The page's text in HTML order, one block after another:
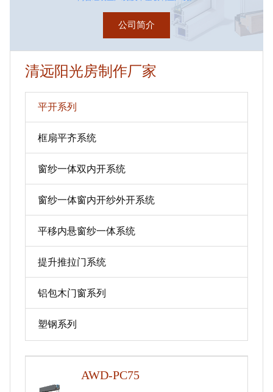
公司简介
清远阳光房制作厂家
平开系列
框扇平齐系统
窗纱一体双内开系统
窗纱一体窗内开纱外开系统
平移内悬窗纱一体系统
提升推拉门系统
铝包木门窗系列
塑钢系列
AWD-PC75